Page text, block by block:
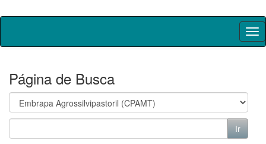
Skip
Página de Busca